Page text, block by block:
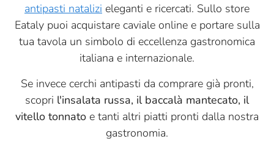
antipasti natalizi eleganti e ricercati. Sullo store
Eataly puoi acquistare caviale online e portare sulla
tua tavola un simbolo di eccellenza gastronomica
italiana e internazionale.
Se invece cerchi antipasti da comprare già pronti,
scopri l'insalata russa, il baccalà mantecato, il
vitello tonnato e tanti altri piatti pronti dalla nostra
gastronomia.